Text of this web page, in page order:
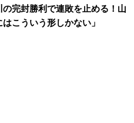
の完封勝利で連敗を止める！山
こういう形しかない」